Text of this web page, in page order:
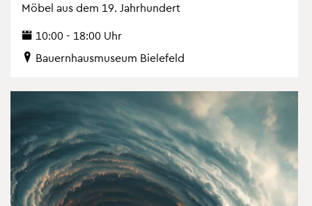
Möbel aus dem 19. Jahr­hun­dert
10:00 - 18:00 Uhr
Bau­ern­haus­mu­se­um Bie­le­feld